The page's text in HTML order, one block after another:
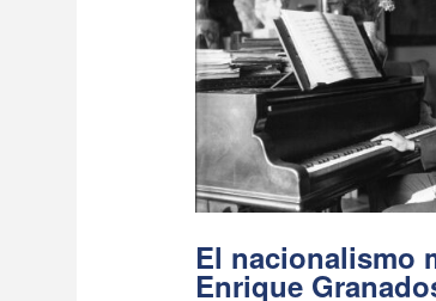
El nacionalismo
Enrique